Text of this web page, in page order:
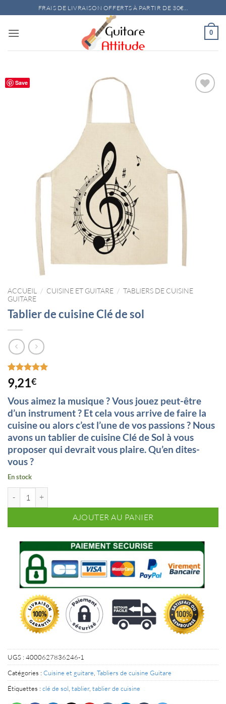
au
contenu
FRAIS DE LIVRAISON OFFERTS À PARTIR DE 30€...
0
Save
ACCUEIL / CUISINE ET GUITARE / TABLIERS DE CUISINE
GUITARE
Tablier de cuisine Clé de sol
Noté5 sur
5 basé sur
6
client
9,21€
Vous aimez la musique ? Vous jouez peut-être
d’un instrument ? Et cela vous arrive de faire la
cuisine ou alors c’est l’une de vos passions ? Nous
avons un tablier de cuisine Clé de Sol à vous
proposer qui devrait vous plaire. Qu’en dites-
vous ?
En stock
AJOUTER AU PANIER
UGS : 4000627836246-1
Catégories : Cuisine et guitare Tabliers de cuisine Guitare
Étiquettes : clé de sol tablier, tablier de cuisine